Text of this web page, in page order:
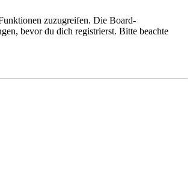
zuzugreifen. Die Board-
bevor du dich registrierst. Bitte beachte